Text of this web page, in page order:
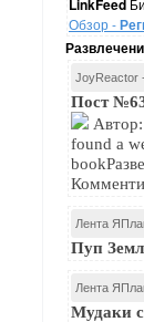
LinkFeed
Обзор -
JoyReactor
Пост
found a
Лента
Пуп
Лента
Мудаки